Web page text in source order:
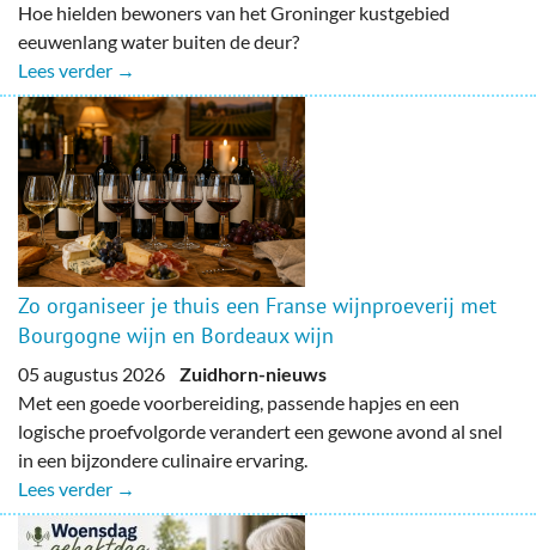
Hoe hielden bewoners van het Groninger kustgebied
eeuwenlang water buiten de deur?
Lees verder →
Zo organiseer je thuis een Franse wijnproeverij met
Bourgogne wijn en Bordeaux wijn
05 augustus 2026 Zuidhorn-nieuws
Met een goede voorbereiding, passende hapjes en een
logische proefvolgorde verandert een gewone avond al snel
in een bijzondere culinaire ervaring.
Lees verder →